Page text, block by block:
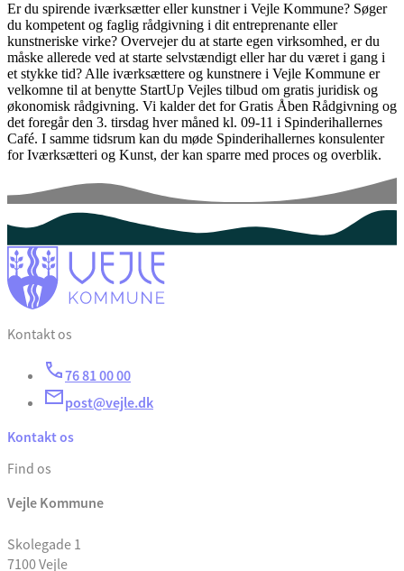
Er du spirende iværksætter eller kunstner i Vejle Kommune? Søger
du kompetent og faglig rådgivning i dit entreprenante eller
kunstneriske virke? Overvejer du at starte egen virksomhed, er du
måske allerede ved at starte selvstændigt eller har du været i gang i
et stykke tid? Alle iværksættere og kunstnere i Vejle Kommune er
velkomne til at benytte StartUp Vejles tilbud om gratis juridisk og
økonomisk rådgivning. Vi kalder det for Gratis Åben Rådgivning og
det foregår den 3. tirsdag hver måned kl. 09-11 i Spinderihallernes
Café. I samme tidsrum kan du møde Spinderihallernes konsulenter
for Iværksætteri og Kunst, der kan sparre med proces og overblik.
Kontakt os
76 81 00 00
post@vejle.dk
Kontakt os
Find os
Vejle Kommune
Skolegade 1
7100 Vejle